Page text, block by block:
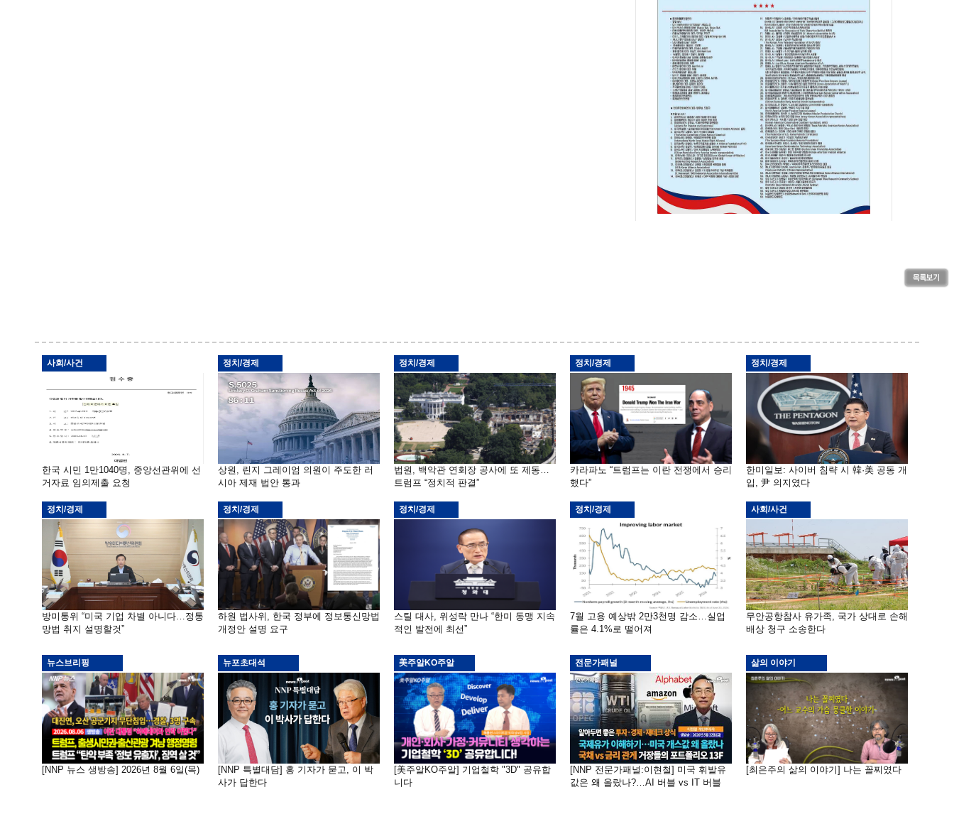
사회/사건
한국 시민 1만1040명, 중앙선관위에 선
거자료 임의제출 요청
정치/경제
상원, 린지 그레이엄 의원이 주도한 러
시아 제재 법안 통과
정치/경제
법원, 백악관 연회장 공사에 또 제동…
트럼프 “정치적 판결”
정치/경제
카라파노 “트럼프는 이란 전쟁에서 승리
했다”
정치/경제
한미일보: 사이버 침략 시 韓·美 공동 개
입, 尹 의지였다
정치/경제
방미통위 “미국 기업 차별 아니다…정통
망법 취지 설명할것”
정치/경제
하원 법사위, 한국 정부에 정보통신망법
개정안 설명 요구
정치/경제
스틸 대사, 위성락 만나 “한미 동맹 지속
적인 발전에 최선”
정치/경제
7월 고용 예상밖 2만3천명 감소…실업
률은 4.1%로 떨어져
사회/사건
무안공항참사 유가족, 국가 상대로 손해
배상 청구 소송한다
뉴스브리핑
[NNP 뉴스 생방송] 2026년 8월 6일(목)
뉴포초대석
[NNP 특별대담] 홍 기자가 묻고, 이 박
사가 답한다
美주알KO주알
[美주알KO주알] 기업철학 "3D" 공유합
니다
전문가패널
[NNP 전문가패널:이현철] 미국 휘발유
값은 왜 올랐나?…AI 버블 vs IT 버블
삶의 이야기
[최은주의 삶의 이야기] 나는 꼴찌였다